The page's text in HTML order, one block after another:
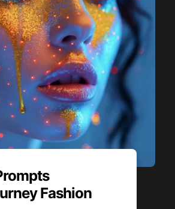
Fashion